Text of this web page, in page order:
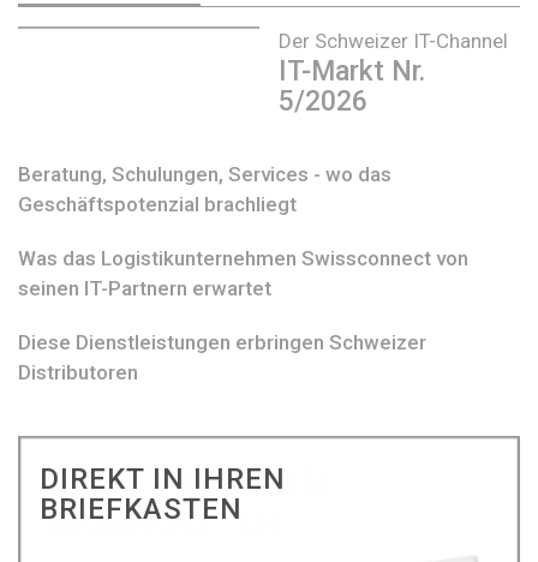
Der Schweizer IT-Channel
IT-Markt Nr.
5/2026
Beratung, Schulungen, Services - wo das
Geschäftspotenzial brachliegt
Was das Logistikunternehmen Swissconnect von
seinen IT-Partnern erwartet
Diese Dienstleistungen erbringen Schweizer
Distributoren
DIREKT IN IHREN
BRIEFKASTEN